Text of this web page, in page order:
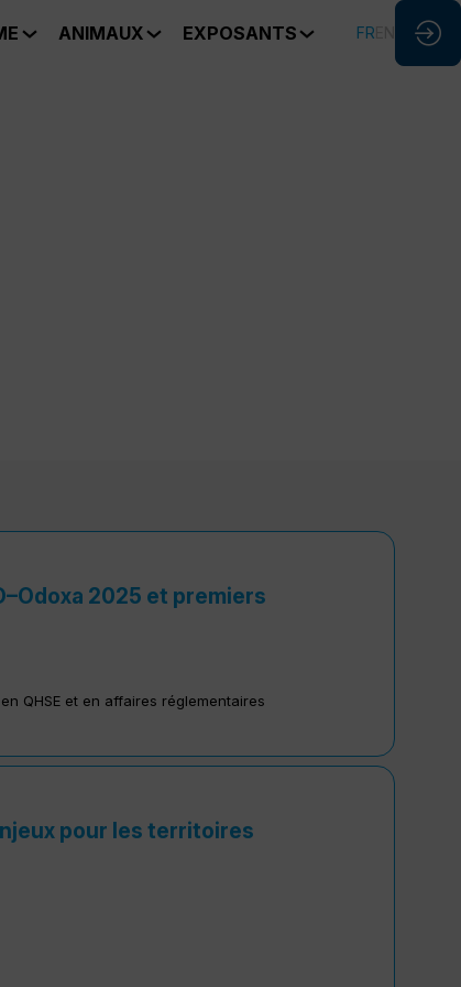
ANIMAUX EXPOSANTS FR
2025 et premiers
QHSE et en affaires réglementaires
pour les territoires